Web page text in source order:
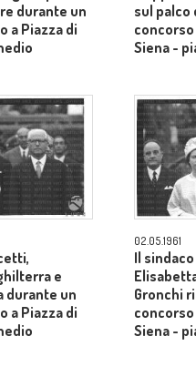
durante un
a Piazza di
sul palco
Siena -
e
durante un
a Piazza di
02.05.1961
Il
Gronchi
Siena -